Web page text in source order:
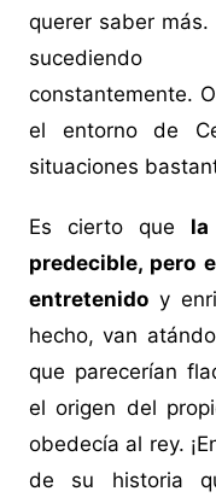
querer saber
sucediendo
constantemente.
el entorno de
situaciones
Es cierto que
predecible, pero
entretenidoy
hecho, van
que parecerían
el origen del
obedecía al rey.
de su historia